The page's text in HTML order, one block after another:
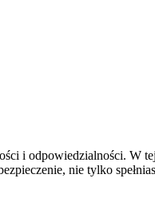
i odpowiedzialności. W
nie tylko